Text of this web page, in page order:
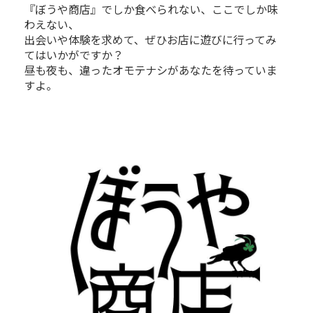
『ぼうや商店』でしか食べられない、ここでしか味
わえない、
出会いや体験を求めて、ぜひお店に遊びに行ってみ
てはいかがですか？
昼も夜も、違ったオモテナシがあなたを待っていま
すよ。